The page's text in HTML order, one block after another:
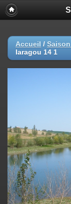
Accueil / Saison
laragou 14 1